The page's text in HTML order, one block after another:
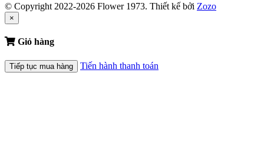
© Copyright 2022-2026 Flower 1973. Thiết kế bởi Zozo
×
Giỏ hàng
Tiếp tục mua hàng Tiến hành thanh toán